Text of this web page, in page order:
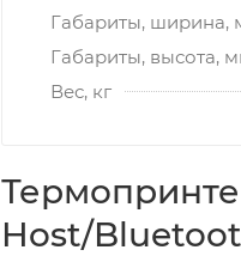
Габариты, ширина,
Габариты, высота,
Вес, кг
Host/